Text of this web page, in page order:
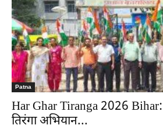
Patna
Har Ghar Tiranga 2026 Bihar:
तिरंगा अभियान...